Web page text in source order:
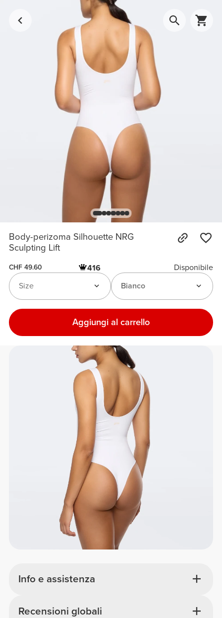
Body-perizoma Silhouette NRG
Sculpting Lift
CHF 49.60 416
Disponibile
Bianco
Size
Aggiungi al carrello
Info e assistenza
Recensioni globali